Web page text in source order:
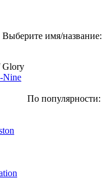
Выберите имя/название:
Glory
Nine
По популярности: